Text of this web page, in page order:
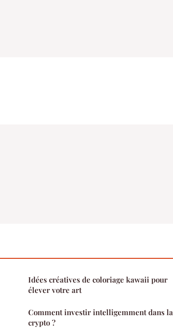
Idées créatives de coloriage kawaii pour
élever votre art
Comment investir intelligemment dans la
crypto ?